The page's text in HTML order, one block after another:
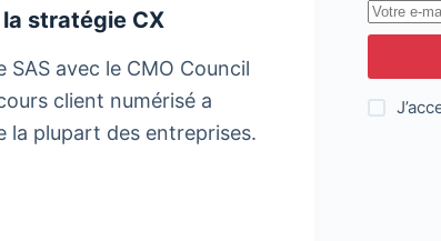
stratégie CX
avec le CMO Council
client numérisé a
la plupart des entreprises.